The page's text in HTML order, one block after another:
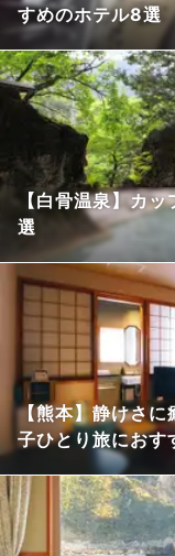
すめのホテル8選
【白骨温泉】カ
選
【熊本】静けさに
子ひとり旅におす